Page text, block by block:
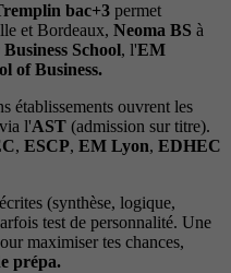
bac+3 permet
et Bordeaux, Neoma BS à
School, l'EM
of Business.
établissements ouvrent les
l'AST (admission sur titre).
, ESCP, EM Lyon, EDHEC
(synthèse, logique,
test de personnalité. Une
maximiser tes chances,
prépa.